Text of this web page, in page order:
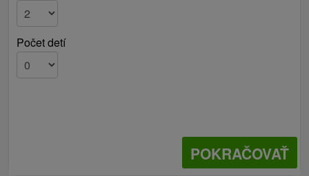
Počet detí
POKRAČOVAŤ